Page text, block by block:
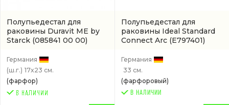
Полупьедестал для
раковины Duravit ME by
Starck (085841 00 00)
Германия
(ш.г.) 17x23 см.
(фарфор)
Полупьедестал для
раковины Ideal Standard
Connect Arc (E797401)
Германия
33 см.
(фарфоровый)
В НАЛИЧИИ